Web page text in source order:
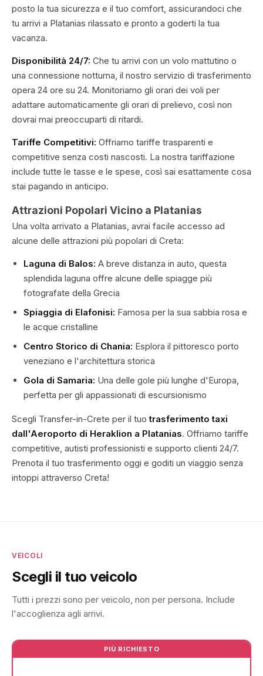
posto la tua sicurezza e il tuo comfort, assicurandoci che
tu arrivi a Platanias rilassato e pronto a goderti la tua
vacanza.
Disponibilità 24/7: Che tu arrivi con un volo mattutino o
una connessione notturna, il nostro servizio di trasferimento
opera 24 ore su 24. Monitoriamo gli orari dei voli per
adattare automaticamente gli orari di prelievo, così non
dovrai mai preoccuparti di ritardi.
Tariffe Competitivi: Offriamo tariffe trasparenti e
competitive senza costi nascosti. La nostra tariffazione
include tutte le tasse e le spese, così sai esattamente cosa
stai pagando in anticipo.
Attrazioni Popolari Vicino a Platanias
Una volta arrivato a Platanias, avrai facile accesso ad
alcune delle attrazioni più popolari di Creta:
Laguna di Balos: A breve distanza in auto, questa
splendida laguna offre alcune delle spiagge più
fotografate della Grecia
Spiaggia di Elafonisi: Famosa per la sua sabbia rosa e
le acque cristalline
Centro Storico di Chania: Esplora il pittoresco porto
veneziano e l'architettura storica
Gola di Samaria: Una delle gole più lunghe d'Europa,
perfetta per gli appassionati di escursionismo
Scegli Transfer-in-Crete per il tuo trasferimento taxi
dall'Aeroporto di Heraklion a Platanias. Offriamo tariffe
competitive, autisti professionisti e supporto clienti 24/7.
Prenota il tuo trasferimento oggi e goditi un viaggio senza
intoppi attraverso Creta!
VEICOLI
Scegli il tuo veicolo
Tutti i prezzi sono per veicolo, non per persona. Include
l'accoglienza agli arrivi.
PIÙ RICHIESTO